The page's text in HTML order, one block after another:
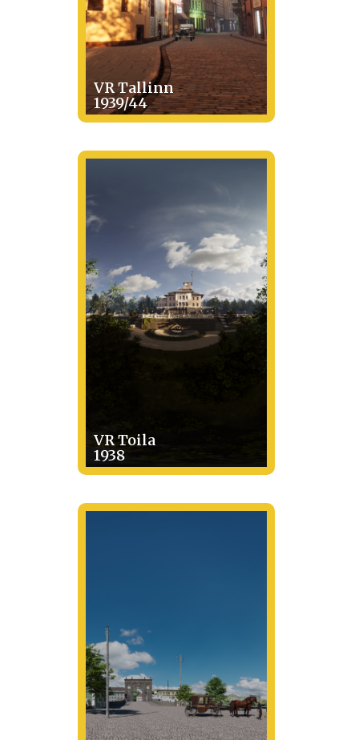
VR Tallinn
1939/44
VR Toila
1938